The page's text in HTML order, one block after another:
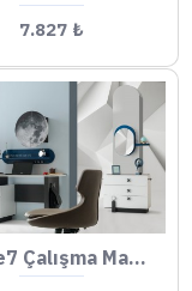
7.827 ₺
Space7 Çalışma Masası